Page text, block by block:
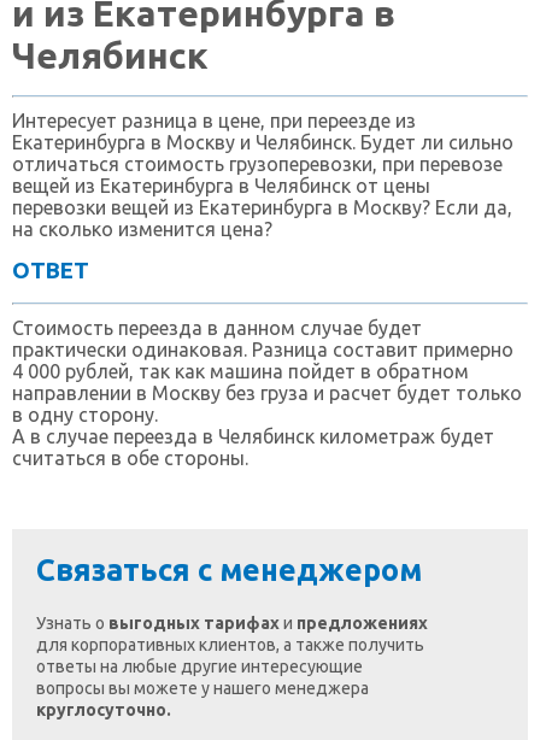
и из Екатеринбурга в
Челябинск
Интересует разница в цене, при переезде из
Екатеринбурга в Москву и Челябинск. Будет ли сильно
отличаться стоимость грузоперевозки, при перевозе
вещей из Екатеринбурга в Челябинск от цены
перевозки вещей из Екатеринбурга в Москву? Если да,
на сколько изменится цена?
ОТВЕТ
Стоимость переезда в данном случае будет
практически одинаковая. Разница составит примерно
4 000 рублей, так как машина пойдет в обратном
направлении в Москву без груза и расчет будет только
в одну сторону.
А в случае переезда в Челябинск километраж будет
считаться в обе стороны.
Связаться с менеджером
Узнать о выгодных тарифахи предложениях
для корпоративных клиентов, а также получить
ответы на любые другие интересующие
вопросы вы можете у нашего менеджера
круглосуточно.